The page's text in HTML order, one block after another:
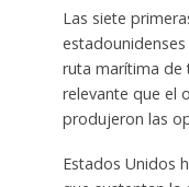
Las siete
ruta marítima de
relevante que el
produjeron las
Estados Unidos